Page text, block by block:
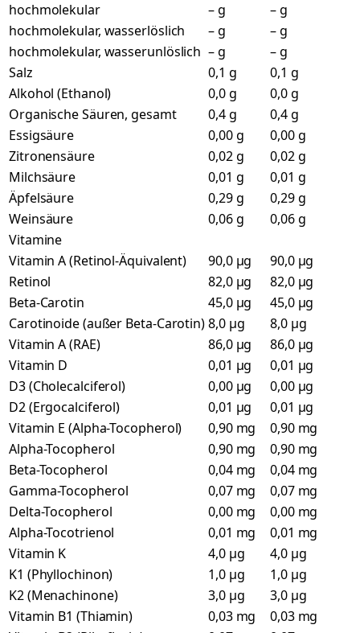
hochmolekular
– g
– g
hochmolekular, wasserlöslich
– g
– g
hochmolekular, wasserunlöslich – g
– g
Salz
0,1 g
0,1 g
Alkohol (Ethanol)
0,0 g
0,0 g
Organische Säuren, gesamt
0,4 g
0,4 g
Essigsäure
0,00 g
0,00 g
Zitronensäure
0,02 g
0,02 g
Milchsäure
0,01 g
0,01 g
Äpfelsäure
0,29 g
0,29 g
Weinsäure
0,06 g
0,06 g
Vitamine
Vitamin A (Retinol-Äquivalent)
90,0 µg
90,0 µg
Retinol
82,0 µg
82,0 µg
Beta-Carotin
45,0 µg
45,0 µg
Carotinoide (außer Beta-Carotin)8,0 µg
8,0 µg
Vitamin A (RAE)
86,0 µg
86,0 µg
Vitamin D
0,01 µg
0,01 µg
D3 (Cholecalciferol)
0,00 µg
0,00 µg
D2 (Ergocalciferol)
0,01 µg
0,01 µg
Vitamin E (Alpha-Tocopherol)
0,90 mg
0,90 mg
Alpha-Tocopherol
0,90 mg
0,90 mg
Beta-Tocopherol
0,04 mg
0,04 mg
Gamma-Tocopherol
0,07 mg
0,07 mg
Delta-Tocopherol
0,00 mg
0,00 mg
Alpha-Tocotrienol
0,01 mg
0,01 mg
Vitamin K
4,0 µg
4,0 µg
K1 (Phyllochinon)
1,0 µg
1,0 µg
K2 (Menachinone)
3,0 µg
3,0 µg
Vitamin B1 (Thiamin)
0,03 mg
0,03 mg